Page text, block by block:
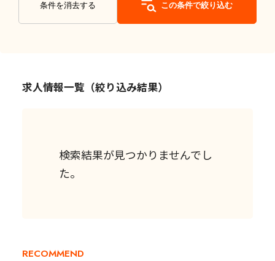
条件を消去する この条件で絞り込む
求人情報一覧（絞り込み結果）
検索結果が見つかりませんでし
た。
RECOMMEND